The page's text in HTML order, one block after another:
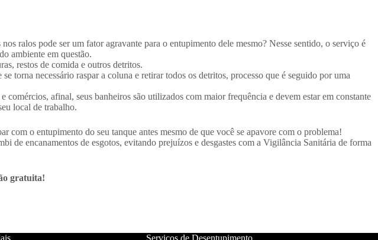
ralos pode ser um fator agravante para o entupimento dele mesmo? Nesse sentido, o serviço é
ambiente em questão.
restos de comida e outros detritos.
torna necessário raspar a coluna e retirar todos os detritos, processo que é seguido por uma
afinal, seus banheiros são utilizados com maior frequência e devem estar em constante
local de trabalho.
o entupimento do seu tanque antes mesmo de que você se apavore com o problema!
encanamentos de esgotos, evitando prejuízos e desgastes com a Vigilância Sanitária de forma
gratuita!